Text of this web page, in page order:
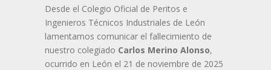
Desde el Colegio Oficial de Peritos e
Ingenieros Técnicos Industriales de León
lamentamos comunicar el fallecimiento de
nuestro colegiado Carlos Merino Alonso,
ocurrido en León el 21 de noviembre de 2025